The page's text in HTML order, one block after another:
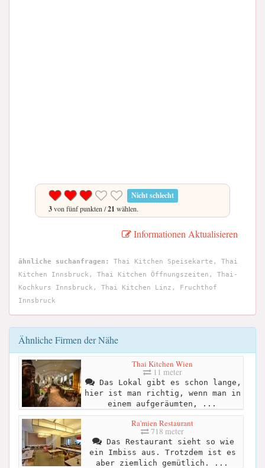
Nicht schlecht
3von fünf punkten /21 wählen.
Informationen Aktualisieren
ähnliche suchanfragen:
Thai Kitchen Speisekarte, Thai
Kitchen Innsbruck, Thai Kitchen Öffnungszeiten, Thai-
Kochkurs Innsbruck, Thai Kitchen Linz, Fruchthof
Innsbruck
Ähnliche Firmen der Nähe
Thai Kitchen Wien
11 meter
Das Lokal gibt es schon lange,
hier ist man richtig, wenn man in
einem aufgeräumten, ...
Ra'mien Restaurant
718 meter
Das Restaurant sieht so wie
ein Imbiss aus. Trotzdem ist es
aber ziemlich gemütlich. ...